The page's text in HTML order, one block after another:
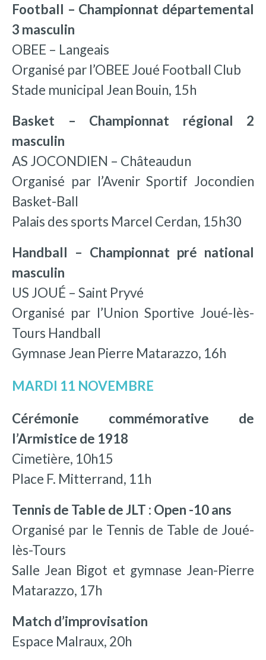
Football – Championnat départemental
3 masculin
OBEE – Langeais
Organisé par l’OBEE Joué Football Club
Stade municipal Jean Bouin, 15h
Basket – Championnat régional 2
masculin
AS JOCONDIEN – Châteaudun
Organisé par l’Avenir Sportif Jocondien
Basket-Ball
Palais des sports Marcel Cerdan, 15h30
Handball – Championnat pré national
masculin
US JOUÉ – Saint Pryvé
Organisé par l’Union Sportive Joué-lès-
Tours Handball
Gymnase Jean Pierre Matarazzo, 16h
MARDI 11 NOVEMBRE
Cérémonie commémorative de
l’Armistice de 1918
Cimetière, 10h15
Place F. Mitterrand, 11h
Tennis de Table de JLT : Open -10 ans
Organisé par le Tennis de Table de Joué-
lès-Tours
Salle Jean Bigot et gymnase Jean-Pierre
Matarazzo, 17h
Match d’improvisation
Espace Malraux, 20h